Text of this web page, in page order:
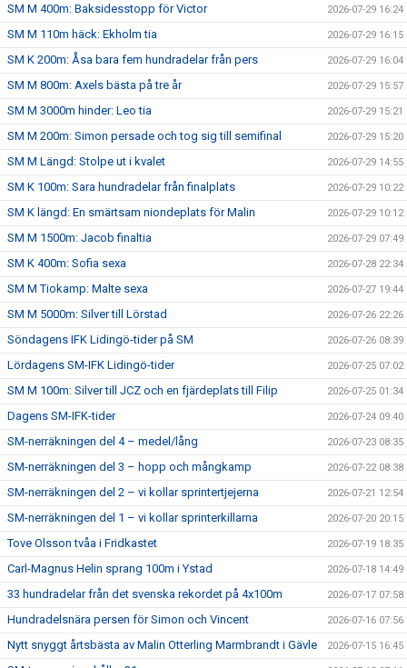
SM M 400m: Baksidesstopp för Victor 2026-07-29 16:24
SM M 110m häck: Ekholm tia 2026-07-29 16:15
SM K 200m: Åsa bara fem hundradelar från pers 2026-07-29 16:04
SM M 800m: Axels bästa på tre år 2026-07-29 15:57
SM M 3000m hinder: Leo tia 2026-07-29 15:21
SM M 200m: Simon persade och tog sig till semifinal 2026-07-29 15:20
SM M Längd: Stolpe ut i kvalet 2026-07-29 14:55
SM K 100m: Sara hundradelar från finalplats 2026-07-29 10:22
SM K längd: En smärtsam niondeplats för Malin 2026-07-29 10:12
SM M 1500m: Jacob finaltia 2026-07-29 07:49
SM K 400m: Sofia sexa 2026-07-28 22:34
SM M Tiokamp: Malte sexa 2026-07-27 19:44
SM M 5000m: Silver till Lörstad 2026-07-26 22:26
Söndagens IFK Lidingö-tider på SM 2026-07-26 08:39
Lördagens SM-IFK Lidingö-tider 2026-07-25 07:02
SM M 100m: Silver till JCZ och en fjärdeplats till Filip 2026-07-25 01:34
Dagens SM-IFK-tider 2026-07-24 09:40
SM-nerräkningen del 4 – medel/lång 2026-07-23 08:35
SM-nerräkningen del 3 – hopp och mångkamp 2026-07-22 08:38
SM-nerräkningen del 2 – vi kollar sprintertjejerna 2026-07-21 12:54
SM-nerräkningen del 1 – vi kollar sprinterkillarna 2026-07-20 20:15
Tove Olsson tvåa i Fridkastet 2026-07-19 18:35
Carl-Magnus Helin sprang 100m i Ystad 2026-07-18 14:49
33 hundradelar från det svenska rekordet på 4x100m 2026-07-17 07:58
Hundradelsnära persen för Simon och Vincent 2026-07-16 07:56
Nytt snyggt årtsbästa av Malin Otterling Marmbrandt i Gävle 2026-07-15 16:45